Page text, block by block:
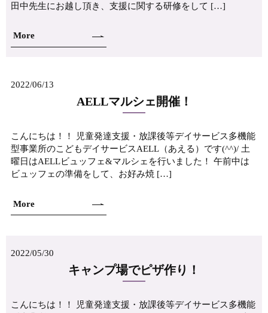
田中先生にお越し頂き、支援に関する研修をして […]
More
2022/06/13
AELLマルシェ開催！
こんにちは！！ 児童発達支援・放課後等デイサービス多機能
型事業所のこどもデイサービスAELL（あえる）です(^^)/ 土
曜日はAELLビュッフェ&マルシェを行いました！ 午前中は
ビュッフェの準備をして、お好み焼 […]
More
2022/05/30
キャンプ場でピザ作り！
こんにちは！！ 児童発達支援・放課後等デイサービス多機能